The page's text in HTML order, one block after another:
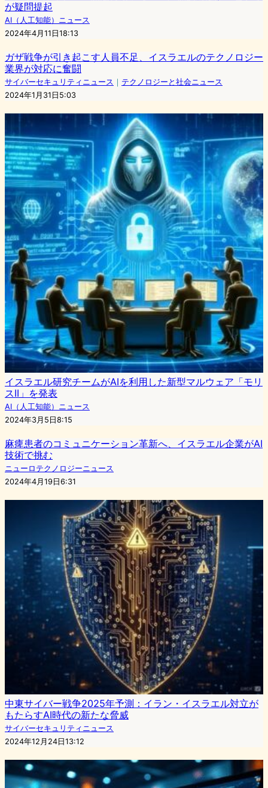
が疑問提起
AI（人工知能）ニュース
2024年4月11日18:13
ガザ戦争が引き起こす人員不足、イスラエルのテクノロジー
業界が対応に奮闘
サイバーセキュリティニュース ｜ テクノロジーと社会ニュース
2024年1月31日5:03
イスラエル研究チームがAIを利用した新型マルウェア「モリ
スII」を発表
AI（人工知能）ニュース
2024年3月5日8:15
麻痺患者のコミュニケーション革新へ、イスラエル企業がAI
技術で挑む
ニューロテクノロジーニュース
2024年4月19日6:31
中東サイバー戦争2025年予測：イラン・イスラエル対立が
もたらすAI時代の新たな脅威
サイバーセキュリティニュース
2024年12月24日13:12